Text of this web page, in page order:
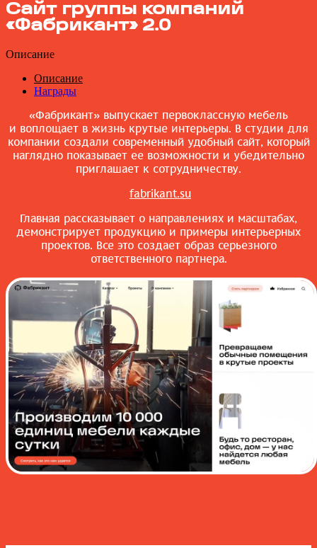
Сайт группы компаний
«Фабрикант» 2.0
Описание
Описание
Награды
«Фабрикант» выпускает первоклассную мебель
и воплощает в жизнь крутые интерьеры. В студии для
компании создали современный удобный сайт, который
наглядно показывает ее возможности и убедительно
приглашает к сотрудничеству.
fabrikant.su
Главная рассказывает о направлениях и масштабах,
демонстрирует продукцию и примеры интерьерных
проектов. Все это создает образ серьезного
ответственного партнера.